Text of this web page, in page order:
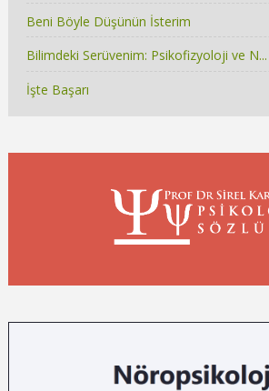
Beni Böyle Düşünün İsterim
Bilimdeki Serüvenim: Psikofizyoloji ve N...
İşte Başarı